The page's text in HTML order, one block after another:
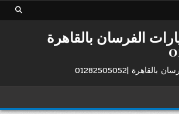
الفرسان بالقاهرة
|01282505052